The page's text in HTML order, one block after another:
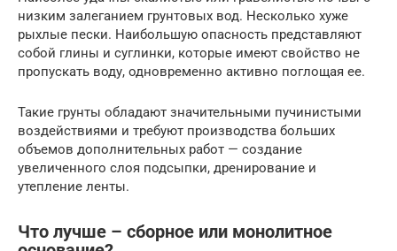
низким залеганием грунтовых вод. Несколько хуже
рыхлые пески. Наибольшую опасность представляют
собой глины и суглинки, которые имеют свойство не
пропускать воду, одновременно активно поглощая ее.
Такие грунты обладают значительными пучинистыми
воздействиями и требуют производства больших
объемов дополнительных работ — создание
увеличенного слоя подсыпки, дренирование и
утепление ленты.
Что лучше – сборное или монолитное